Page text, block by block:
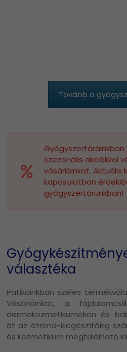
Tovább a
szezonális akciókkal
vásárlóinkat. Aktuális
kapcsolatban
gyógyszertárunkban!
választéka
Patikáinkban széles
Vásárlóinkat, a
dermokozmetikumokon és
át az étrend-kiegészítőkig
és kozmetikum megtalálható